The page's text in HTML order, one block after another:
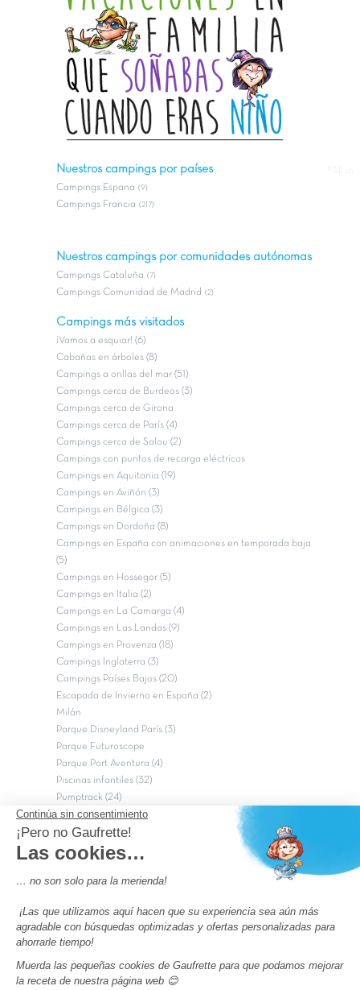
Nuestros campings por países
Campings Espana (9)
Campings Francia (217)
Nuestros campings por comunidades autónomas
Campings Cataluña (7)
Campings Comunidad de Madrid (2)
Campings más visitados
¡Vamos a esquiar! (6)
Cabañas en árboles (8)
Campings a orillas del mar (51)
Campings cerca de Burdeos (3)
Campings cerca de Girona
Campings cerca de París (4)
Campings cerca de Salou (2)
Campings con puntos de recarga eléctricos
Campings en Aquitania (19)
Campings en Aviñón (3)
Campings en Bélgica (3)
Campings en Dordoña (8)
Campings en España con animaciones en temporada baja
(5)
Campings en Hossegor (5)
Campings en Italia (2)
Campings en La Camarga (4)
Campings en Las Landas (9)
Campings en Provenza (18)
Campings Inglaterra (3)
Campings Países Bajos (20)
Escapada de Invierno en España (2)
Milán
Parque Disneyland París (3)
Parque Futuroscope
Parque Port Aventura (4)
Piscinas infantiles (32)
Pumptrack (24)
Puy du Fou (2)
Roma
Semana Santa (17)
Campings de 4 estrellas en Francia
Los camping con piscinas en Francia
Camping Barcelona
Camping Murcia
Camping Costa Brava
Camping Costa daurada